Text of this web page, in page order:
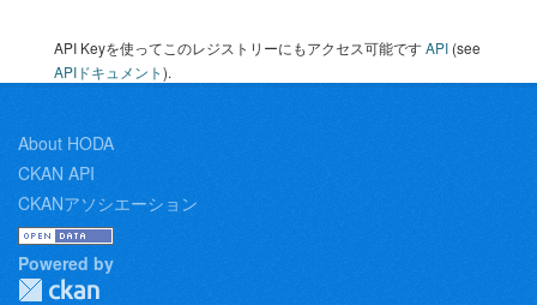
API Keyを使ってこのレジストリーにもアクセス可能ですAPI (see
APIドキュメント).
About HODA
CKAN API
CKANアソシエーション
Powered by